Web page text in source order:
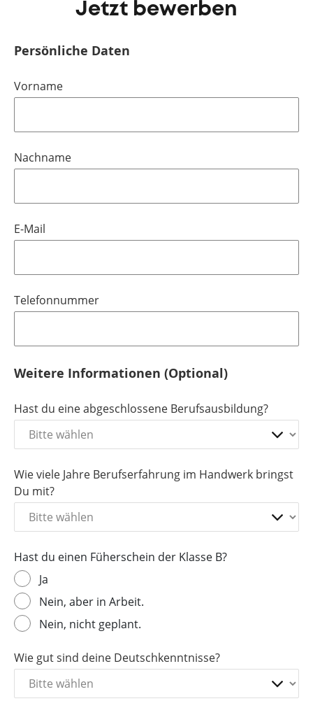
Jetzt bewerben
Persönliche Daten
Vorname
Nachname
E-Mail
Telefonnummer
Weitere Informationen (Optional)
Hast du eine abgeschlossene Berufsausbildung?
Wie viele Jahre Berufserfahrung im Handwerk bringst
Du mit?
Hast du einen Füherschein der Klasse B?
Ja
Nein, aber in Arbeit.
Nein, nicht geplant.
Wie gut sind deine Deutschkenntnisse?